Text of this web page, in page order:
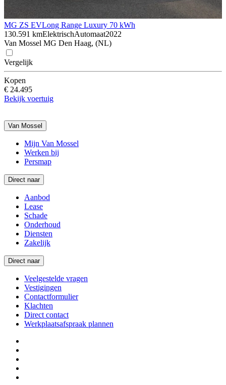
MG ZS EVLong Range Luxury 70 kWh
130.591 kmElektrischAutomaat2022
Van Mossel MG Den Haag, (NL)
Vergelijk
Kopen
€ 24.495
Bekijk voertuig
Van Mossel
Mijn Van Mossel
Werken bij
Persmap
Direct naar
Aanbod
Lease
Schade
Onderhoud
Diensten
Zakelijk
Direct naar
Veelgestelde vragen
Vestigingen
Contactformulier
Klachten
Direct contact
Werkplaatsafspraak plannen